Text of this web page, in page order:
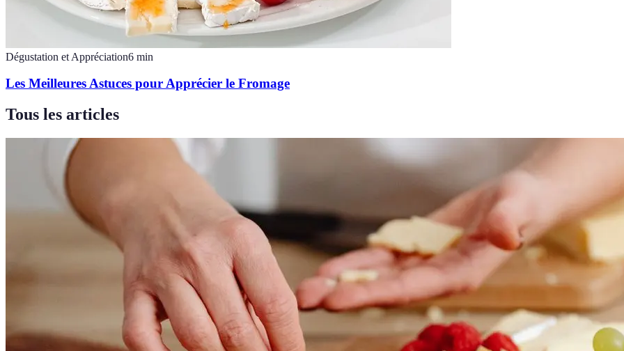
Dégustation et Appréciation6 min
Les Meilleures Astuces pour Apprécier le Fromage
Tous les articles